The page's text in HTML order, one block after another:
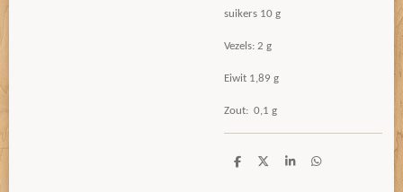
suikers 10 g
Vezels: 2 g
Eiwit 1,89 g
Zout: 0,1 g
D
D
S
D